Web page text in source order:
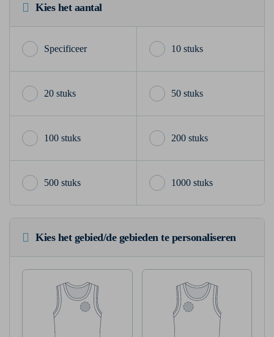
Kies het aantal
10 stuks
20 stuks 50 stuks
100 stuks 200 stuks
500 stuks 1000 stuks
Kies het gebied/de gebieden te personaliseren